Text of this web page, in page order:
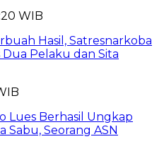
WIB
Hasil, Satresnarkoba
Pelaku dan Sita
Lues Berhasil Ungkap
Sabu, Seorang ASN